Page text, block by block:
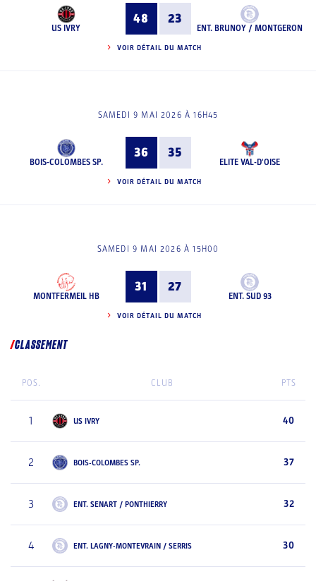
US IVRY
48 23
ENT. BRUNOY / MONTGERON
VOIR DÉTAIL DU MATCH
SAMEDI 9 MAI 2026 À 16H45
BOIS-COLOMBES SP.
36 35
ELITE VAL-D'OISE
VOIR DÉTAIL DU MATCH
SAMEDI 9 MAI 2026 À 15H00
MONTFERMEIL HB
31 27
ENT. SUD 93
VOIR DÉTAIL DU MATCH
CLASSEMENT
POS. CLUB PTS
1 US IVRY 40
2 BOIS-COLOMBES SP. 37
3 ENT. SENART / PONTHIERRY 32
4 ENT. LAGNY-MONTEVRAIN / SERRIS 30